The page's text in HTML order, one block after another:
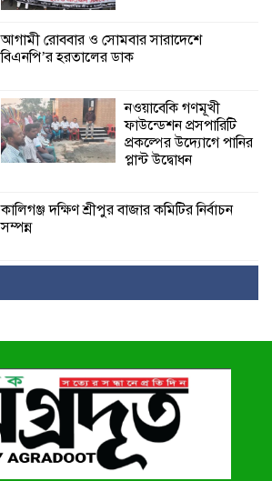
আগামী রোববার ও সোমবার সারাদেশে
বিএনপি’র হরতালের ডাক
নওয়াবেকি গণমূখী
ফাউন্ডেশন প্রসপারিটি
প্রকল্পের উদ্যোগে পানির
প্লান্ট উদ্বোধন
কালিগঞ্জ দক্ষিণ শ্রীপুর বাজার কমিটির নির্বাচন
সম্পন্ন